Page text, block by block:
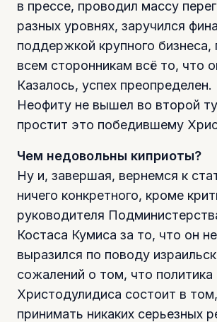
в прессе, проводил массу
разных уровнях, заручился
поддержкой крупного
всем сторонникам всё то, что
Казалось, успех
Неофиту не вышел во второй
простит это победившему
Чем недовольны киприоты?
Ну и, завершая, вернемся к
ничего конкретного, кроме
руководителя
Костаса Кумиса за то, что он
выразился по поводу
сожалений о том, что политика
Христодулидиса состоит в
принимать никаких серьезных